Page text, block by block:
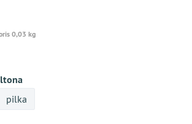
0,03 kg
pilka